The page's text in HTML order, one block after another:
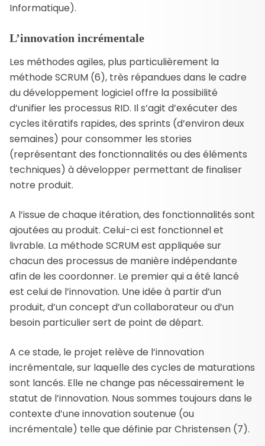
Informatique).
L’innovation incrémentale
Les méthodes agiles, plus particulièrement la
méthode SCRUM (6), très répandues dans le cadre
du développement logiciel offre la possibilité
d’unifier les processus RID. Il s’agit d’exécuter des
cycles itératifs rapides, des sprints (d’environ deux
semaines) pour consommer les stories
(représentant des fonctionnalités ou des éléments
techniques) à développer permettant de finaliser
notre produit.
A l’issue de chaque itération, des fonctionnalités sont
ajoutées au produit. Celui-ci est fonctionnel et
livrable. La méthode SCRUM est appliquée sur
chacun des processus de manière indépendante
afin de les coordonner. Le premier qui a été lancé
est celui de l’innovation. Une idée à partir d’un
produit, d’un concept d’un collaborateur ou d’un
besoin particulier sert de point de départ.
A ce stade, le projet relève de l’innovation
incrémentale, sur laquelle des cycles de maturations
sont lancés. Elle ne change pas nécessairement le
statut de l’innovation. Nous sommes toujours dans le
contexte d’une innovation soutenue (ou
incrémentale) telle que définie par Christensen (7).